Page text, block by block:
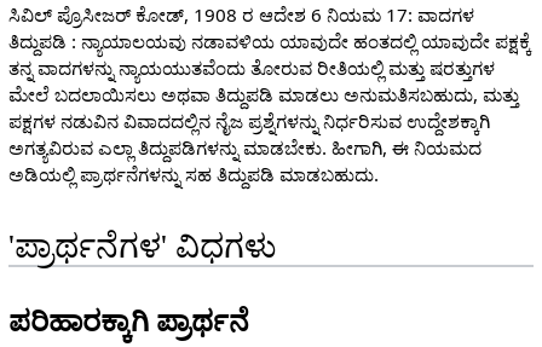
ಸಿವಿಲ್ ಪ್ರೊಸೀಜರ್ ಕೋಡ್, 1908 ರ ಆದೇಶ 6 ನಿಯಮ 17: ವಾದಗಳ
ತಿದ್ದುಪಡಿ : ನ್ಯಾಯಾಲಯವು ನಡಾವಳಿಯ ಯಾವುದೇ ಹಂತದಲ್ಲಿ ಯಾವುದೇ ಪಕ್ಷಕ್ಕೆ
ತನ್ನ ವಾದಗಳನ್ನು ನ್ಯಾಯಯುತವೆಂದು ತೋರುವ ರೀತಿಯಲ್ಲಿ ಮತ್ತು ಷರತ್ತುಗಳ
ಮೇಲೆ ಬದಲಾಯಿಸಲು ಅಥವಾ ತಿದ್ದುಪಡಿ ಮಾಡಲು ಅನುಮತಿಸಬಹುದು, ಮತ್ತು
ಪಕ್ಷಗಳ ನಡುವಿನ ವಿವಾದದಲ್ಲಿನ ನೈಜ ಪ್ರಶ್ನೆಗಳನ್ನು ನಿರ್ಧರಿಸುವ ಉದ್ದೇಶಕ್ಕಾಗಿ
ಅಗತ್ಯವಿರುವ ಎಲ್ಲಾ ತಿದ್ದುಪಡಿಗಳನ್ನು ಮಾಡಬೇಕು. ಹೀಗಾಗಿ, ಈ ನಿಯಮದ
ಅಡಿಯಲ್ಲಿ ಪ್ರಾರ್ಥನೆಗಳನ್ನು ಸಹ ತಿದ್ದುಪಡಿ ಮಾಡಬಹುದು.
'ಪ್ರಾರ್ಥನೆಗಳ' ವಿಧಗಳು
ಪರಿಹಾರಕ್ಕಾಗಿ ಪ್ರಾರ್ಥನೆ